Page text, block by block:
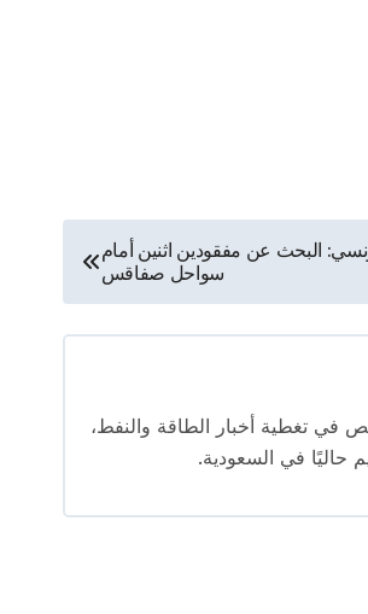
البحث عن مفقودين اثنين أمام
سواحل صفاقس
بخبرة تمتد لأكثر من 9 سنوات. متخصص في تغطية أخبار الطاقة والنفط،
حاليًا في السعودية.